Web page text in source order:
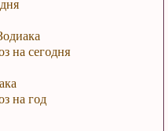
на сегодня
на год